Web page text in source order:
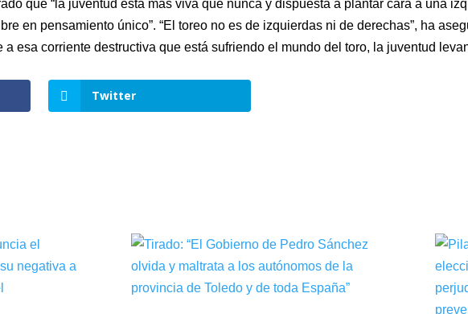
que “la juventud está más viva que nunca y dispuesta a plantar cara a una
en pensamiento único”. “El toreo no es de izquierdas ni de derechas”, ha
a esa corriente destructiva que está sufriendo el mundo del toro, la juventud
Twitter